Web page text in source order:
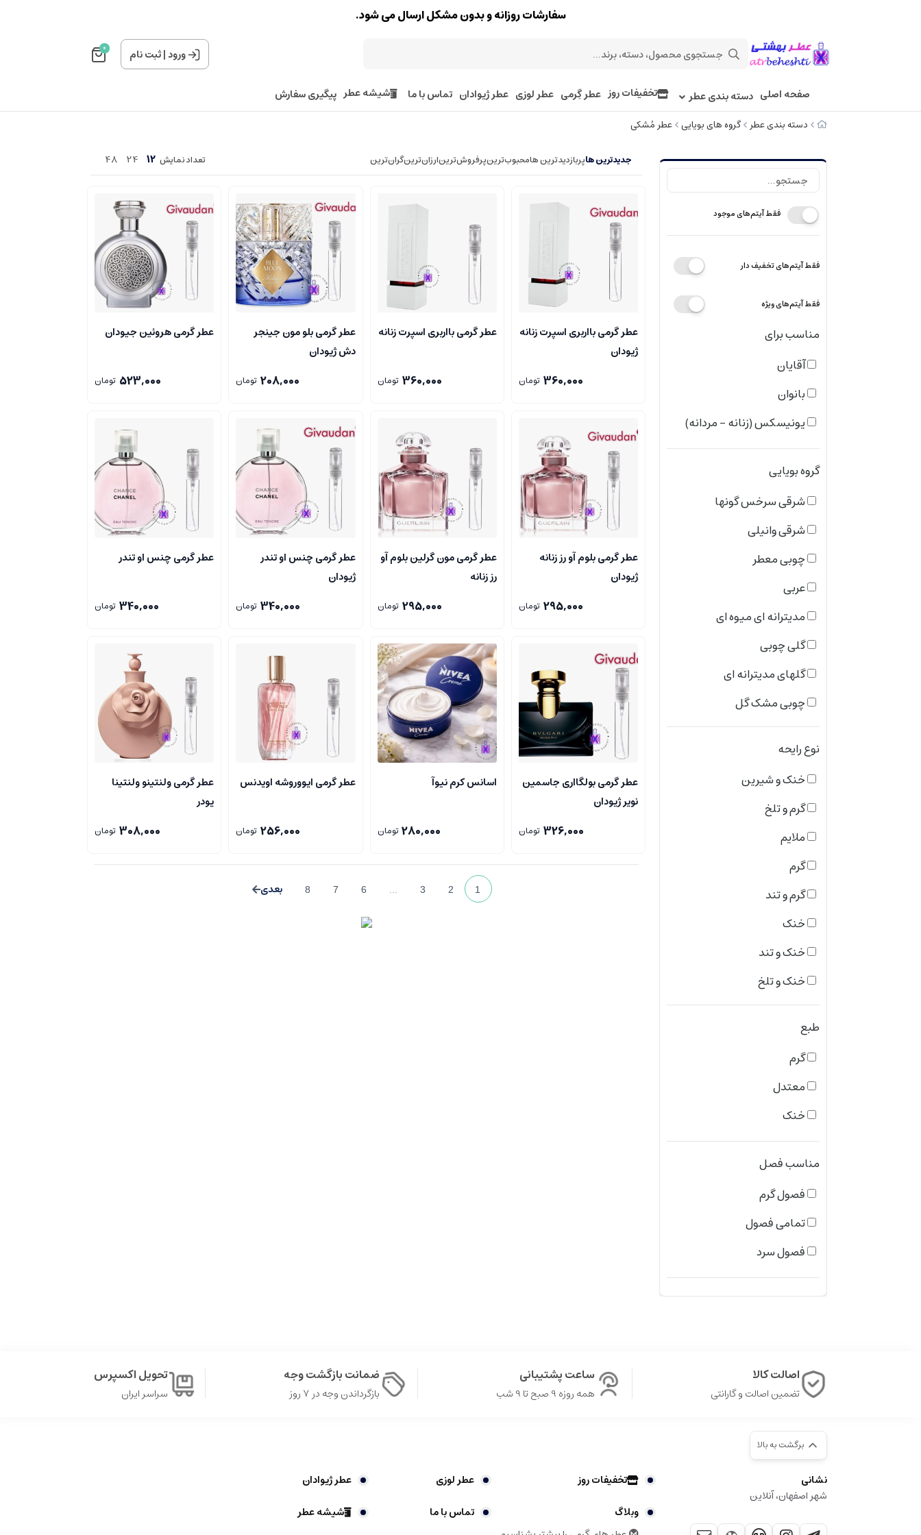
سفارشات روزانه و بدون مشکل ارسال می شود.
ورود|ثبت نام 0
صفحه اصلی دسته بندی عطر تخفیفات روز عطر گِرمی عطر لوزی عطر ژیوادان تماس با ما شیشه عطر پیگیری سفارش
دسته بندی عطر گروه های بویایی عطر مُشکی
فقط آیتم‌های موجود
فقط آیتم‌های تخفیف دار
فقط آیتم‌های ویژه
مناسب برای
آقایان
بانوان
یونیسکس (زنانه - مردانه)
گروه بویایی
شرقی سرخس گونها
شرقی وانیلی
چوبی معطر
عربی
مدیترانه ای میوه ای
گلی چوبی
گلهای مدیترانه ای
چوبی مشک گل
شرقی
معطر دریایی
گرم و تلخ
چوبی گلی معطر
معطر گیاهی
رایحه های معطر
شرقی چوبی
شرقی ادویه ای
معطر مرکباتی
شرقی سرخس گون
چوبی ادویه ای
میوه ای
چرمی
وانیلی شرقی
مرکباتی
چوبی عودی
شرقی فوژه
گلی چوبی مُشکی
گلی میوه ای
میوه ای مدیترانه ای
چوبی مشکی
نوع رایحه
خنک و شیرین
گرم و تلخ
ملایم
گرم
گرم و تند
خنک
خنک و تند
خنک و تلخ
گرم و ملایم
گرم و شیرین
تلخ و تند
خنک و ملایم
تند
ملایم و شیرین
طبع
گرم
معتدل
خنک
مناسب فصل
فصول گرم
تمامی فصول
فصول سرد
جدیدترین هاپربازدیدترین هامحبوب‌‌ترینپرفروش‌ترینارزان‌ترینگران‌ترین تعداد نمایش 12
24
48
عطر گرمی بااربری اسپرت زنانه
ژیودان
360,000 تومان
عطر گرمی بااربری اسپرت زنانه
360,000 تومان
عطر گرمی بلو مون جینجر
دش ژیودان
208,000 تومان
عطر گرمی هروئین جیودان
523,000 تومان
عطر گرمی بلوم آو رز زنانه
ژیودان
295,000 تومان
عطر گرمی مون گرلین بلوم آو
رز زنانه
295,000 تومان
عطر گرمی چنس او تندر
ژیودان
340,000 تومان
عطر گرمی چنس او تندر
340,000 تومان
عطر گرمی بولگااری جاسمین
نویر ژیودان
326,000 تومان
اسانس کرم نیوآ
280,000 تومان
عطر گرمی ایووروشه اویدنس
256,000 تومان
عطر گرمی ولنتینو ولنتینا
پودر
308,000 تومان
1
2
3
6
7
8
اصالت کالا
تضمین اصالت و گارانتی
ساعت پشتیبانی
همه روزه 9 صبح تا 9 شب
ضمانت بازگشت وجه
بازگرداندن وجه در ۷ روز
تحویل اکسپرس
سراسر ایران
برگشت به بالا
نشانی
شهر اصفهان، آنلاین
تخفیفات روز عطر لوزی
عطر ژیوادان
وبلاگ
تماس با ما شیشه عطر